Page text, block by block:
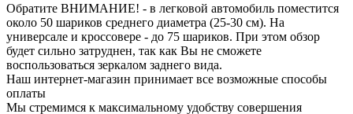
Обратите ВНИМАНИЕ! - в легковой автомобиль поместится
около 50 шариков среднего диаметра (25-30 см). На
универсале и кроссовере - до 75 шариков. При этом обзор
будет сильно затруднен, так как Вы не сможете
воспользоваться зеркалом заднего вида.
Наш интернет-магазин принимает все возможные способы
оплаты
Мы стремимся к максимальному удобству совершения